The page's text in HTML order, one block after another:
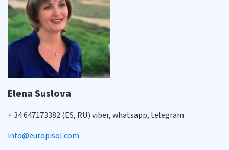
Elena Suslova
+ 34 647173382 (ES, RU) viber, whatsapp, telegram
info@europisol.com